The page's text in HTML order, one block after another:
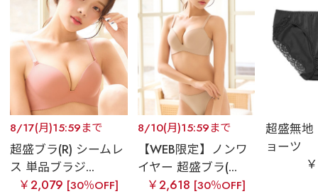
8/17(月)15:59まで
超盛ブラ(R) シームレ
ス 単品ブラジ...
￥2,079 [30％OFF]
8/10(月)15:59まで
【WEB限定】ノンワ
イヤー 超盛ブラ(...
￥2,618 [30％OFF]
超盛無地
ョーツ